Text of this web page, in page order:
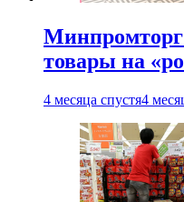
Минпромторг
товары на
4 месяца спустя4